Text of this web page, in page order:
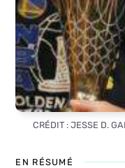
CRÉDIT : JESSE D.
EN RÉSUMÉ